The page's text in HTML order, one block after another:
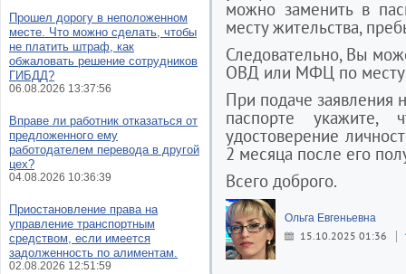
можно заменить в
месту жительства,
Следовательно, Вы
ОВД или МФЦ по месту
При подаче заявления
паспорте укажите,
удостоверение
2 месяца после его
Всего доброго.
Ольга Евгеньевна
15.10.2025 01:36
Прошел дорогу в неположенном
месте. Что можно сделать, чтобы
не платить штраф, как
обжаловать решение сотрудников
ГИБДД?
06.08.2026 13:37:56
Вправе ли работник отказаться от
предложенного ему
работодателем перевода в другой
цех?
04.08.2026 10:36:39
Приостановление права на
управление транспортным
средством, если имеется
задолженность по алиментам.
02.08.2026 12:51:59